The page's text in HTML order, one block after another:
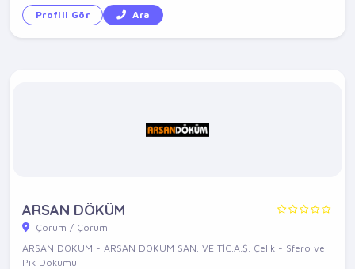
Profili Gör Ara
ARSAN DÖKÜM
Çorum / Çorum
ARSAN DÖKÜM - ARSAN DÖKÜM SAN. VE TİC.A.Ş. Çelik - Sfero ve
Pik Dökümü